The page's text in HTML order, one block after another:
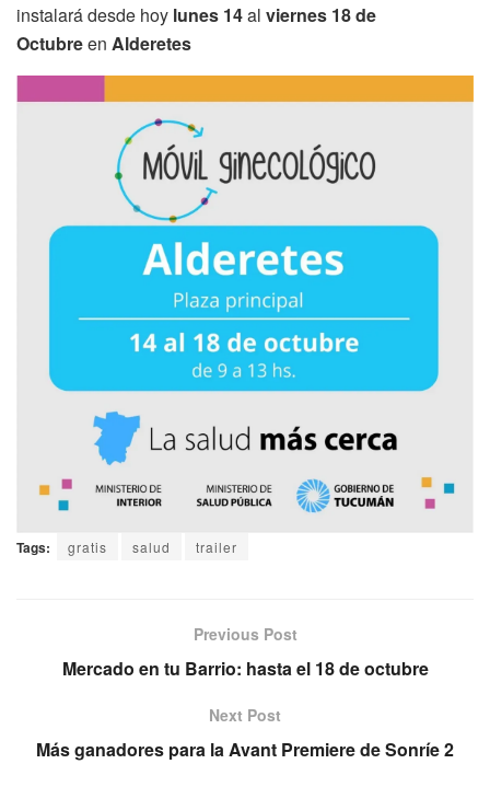
instalará desde hoy lunes 14al viernes 18 de
Octubreen Alderetes
Tags: gratis salud trailer
Previous Post
Mercado en tu Barrio: hasta el 18 de octubre
Next Post
Más ganadores para la Avant Premiere de Sonríe 2